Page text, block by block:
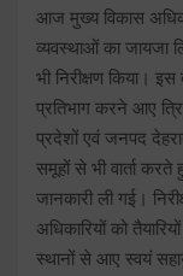
आज मुख्य विकास
व्यवस्थाओं का जायजा
भी निरीक्षण किया।
प्रतिभाग करने आए
प्रदेशों एवं जनपद
समूहों से भी वार्ता करते
जानकारी ली गई।
अधिकारियों को
स्थानों से आए स्वयं